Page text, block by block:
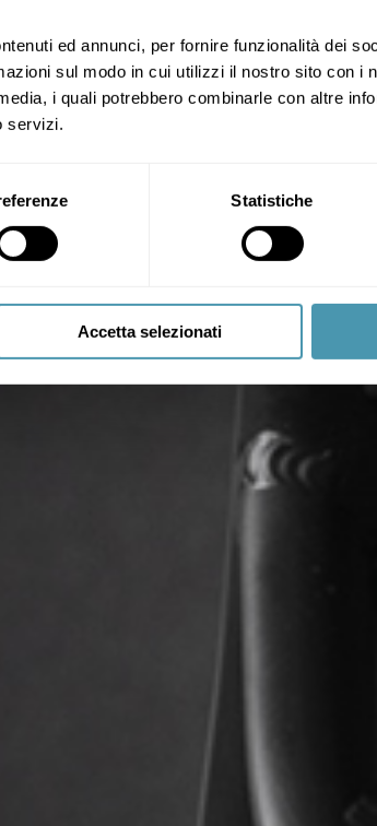
ed annunci, per fornire funzionalità dei
sul modo in cui utilizzi il nostro sito con i
i quali potrebbero combinarle con altre
servizi.
Statistiche
Accetta selezionati